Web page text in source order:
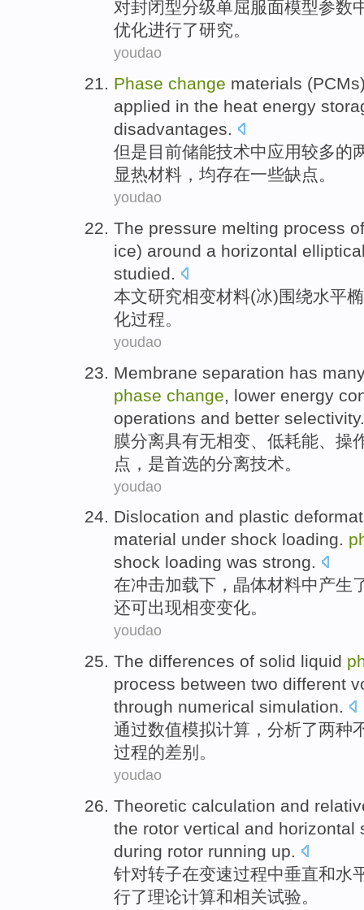
对封闭型分级单屈服面模型参数
优化进行了研究。
youdao
Phase change materials (PCMs
applied in the heat energy
disadvantages.
但是目前储能技术中应用较多的
显热材料，均存在一些缺点。
youdao
The pressure melting process of
ice) around a horizontal
studied.
本文研究相变材料(冰)围绕水平椭
化过程。
youdao
Membrane separation has
phase change , lower energy
operations and better selectivity.
膜分离具有无相变 低耗能
操
点 ，是首选的分离技术。
youdao
Dislocation and plastic
material under shock loading.
shock loading was strong.
在冲击加载下 ， 晶体材料中产生
还可出现相变变化。
youdao
The differences of solid liquid
process between two different
through numerical simulation.
通过数值模拟计算， 分析了两种
过程的差别 。
youdao
Theoretic calculation and
the rotor vertical and horizontal
during rotor running up.
针对转子在变速过程中垂直和水
行了理论计算和相关试验。